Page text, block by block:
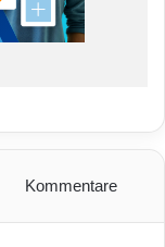
Kommentare